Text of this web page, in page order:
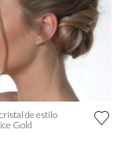
de estilo
Gold